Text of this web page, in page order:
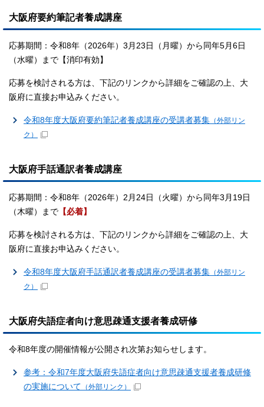
大阪府要約筆記者養成講座
応募期間：令和8年（2026年）3月23日（月曜）から同年5月6日
（水曜）まで【消印有効】
応募を検討される方は、下記のリンクから詳細をご確認の上、大
阪府に直接お申込みください。
令和8年度大阪府要約筆記者養成講座の受講者募集 （外部リン
ク）
大阪府手話通訳者養成講座
応募期間：令和8年（2026年）2月24日（火曜）から同年3月19日
（木曜）まで 【必着】
応募を検討される方は、下記のリンクから詳細をご確認の上、大
阪府に直接お申込みください。
令和8年度大阪府手話通訳者養成講座の受講者募集 （外部リン
ク）
大阪府失語症者向け意思疎通支援者養成研修
令和8年度の開催情報が公開され次第お知らせします。
参考：令和7年度大阪府失語症者向け意思疎通支援者養成研修
の実施について （外部リンク）